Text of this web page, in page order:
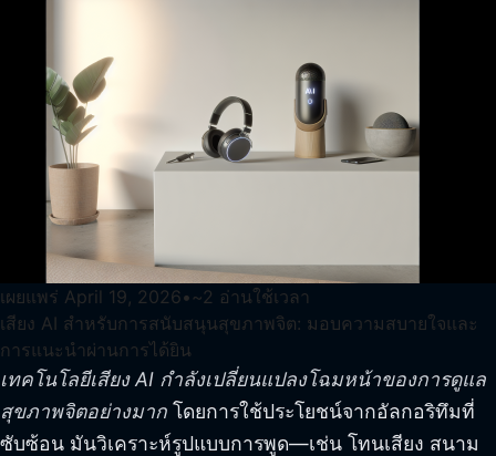
เผยแพร่ April 19, 2026• ~2 อ่านใช้เวลา
เสียง AI สำหรับการสนับสนุนสุขภาพจิต: มอบความสบายใจและ
การแนะนำผ่านการได้ยิน
เทคโนโลยีเสียง AI กำลังเปลี่ยนแปลงโฉมหน้าของการดูแล
สุขภาพจิตอย่างมาก โดยการใช้ประโยชน์จากอัลกอริทึมที่
ซับซ้อน มันวิเคราะห์รูปแบบการพูด—เช่น โทนเสียง สนาม